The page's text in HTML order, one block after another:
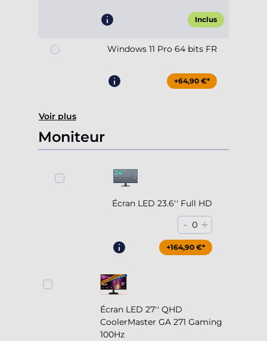
Inclus
Windows 11 Pro 64 bits FR
+64,90 €*
Voir plus
Moniteur
Écran LED 23.6'' Full HD
- 0 +
+164,90 €*
Écran LED 27'' QHD
CoolerMaster GA 271 Gaming
100Hz